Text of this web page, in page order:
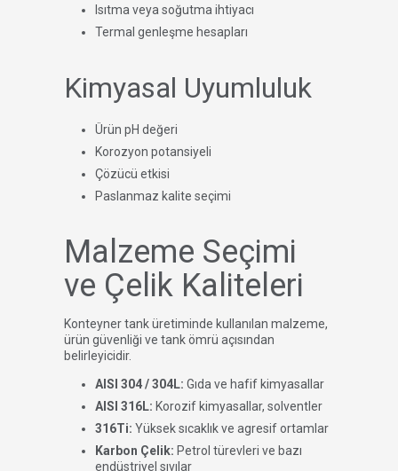
Isıtma veya soğutma ihtiyacı
Termal genleşme hesapları
Kimyasal Uyumluluk
Ürün pH değeri
Korozyon potansiyeli
Çözücü etkisi
Paslanmaz kalite seçimi
Malzeme Seçimi
ve Çelik Kaliteleri
Konteyner tank üretiminde kullanılan malzeme,
ürün güvenliği ve tank ömrü açısından
belirleyicidir.
AISI 304 / 304L: Gıda ve hafif kimyasallar
AISI 316L: Korozif kimyasallar, solventler
316Ti: Yüksek sıcaklık ve agresif ortamlar
Karbon Çelik: Petrol türevleri ve bazı
endüstriyel sıvılar